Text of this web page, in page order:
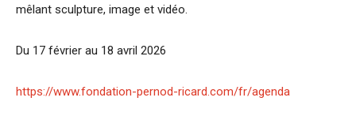
mêlant sculpture, image et vidéo.
Du 17 février au 18 avril 2026
https://www.fondation-pernod-ricard.com/fr/agenda